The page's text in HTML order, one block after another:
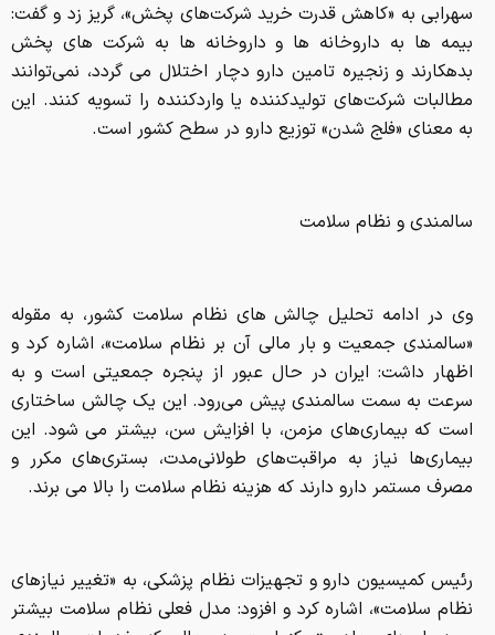
سهرابی به «کاهش قدرت خرید شرکت‌های پخش»، گریز زد و گفت:
بیمه ها به داروخانه ها و داروخانه ها به شرکت های پخش
بدهکارند و زنجیره تامین دارو دچار اختلال می گردد، نمی‌توانند
مطالبات شرکت‌های تولیدکننده یا واردکننده را تسویه کنند. این
به معنای «فلج شدن» توزیع دارو در سطح کشور است.
سالمندی و نظام سلامت
وی در ادامه تحلیل چالش های نظام سلامت کشور، به مقوله
«سالمندی جمعیت و بار مالی آن بر نظام سلامت»، اشاره کرد و
اظهار داشت: ایران در حال عبور از پنجره جمعیتی است و به
سرعت به سمت سالمندی پیش می‌رود. این یک چالش ساختاری
است که بیماری‌های مزمن، با افزایش سن، بیشتر می شود. این
بیماری‌ها نیاز به مراقبت‌های طولانی‌مدت، بستری‌های مکرر و
مصرف مستمر دارو دارند که هزینه نظام سلامت را بالا می برند.
رئیس کمیسیون دارو و تجهیزات نظام پزشکی، به «تغییر نیازهای
نظام سلامت»، اشاره کرد و افزود: مدل فعلی نظام سلامت بیشتر